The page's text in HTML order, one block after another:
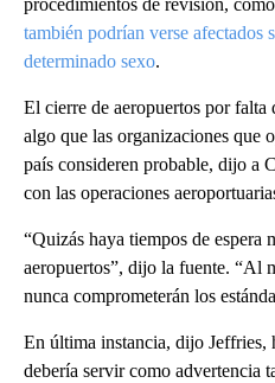
procedimientos de revisión,
también podrían verse afectados
determinado sexo.
El cierre de aeropuertos por falta
algo que las organizaciones que
país consideren probable, dijo a
con las operaciones
“Quizás haya tiempos de espera
aeropuertos”, dijo la fuente. “Al
nunca comprometerán los
En última instancia, dijo Jeffries,
debería servir como advertencia